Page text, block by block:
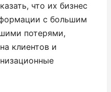
что их бизнес
с большим
потерями,
клиентов и